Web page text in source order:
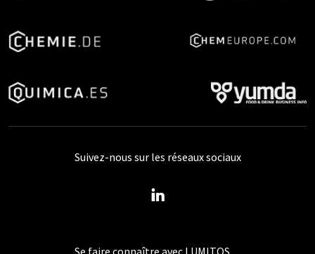
Suivez-nous sur les réseaux sociaux